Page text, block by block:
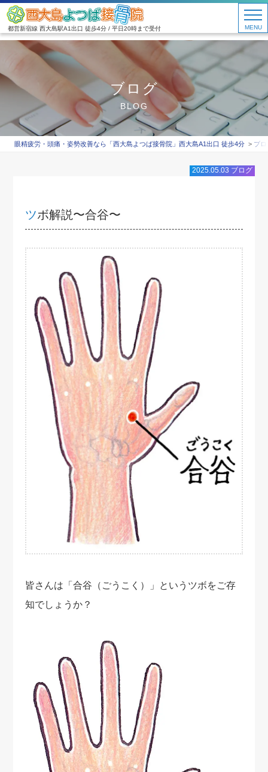
都営新宿線 西大島駅A1出口 徒歩4分 / 平日20時まで受付 MENU
ブログ
BLOG
眼精疲労・頭痛・姿勢改善なら「西大島よつば接骨院」西大島A1出口 徒歩4分 ブロ
2025.05.03 ブログ
ツボ解説〜合谷〜
皆さんは「合谷（ごうこく）」というツボをご存
知でしょうか？